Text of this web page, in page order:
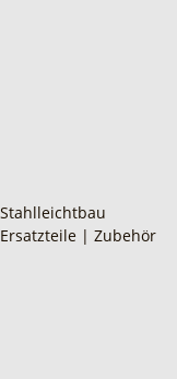
Stahlleichtbau
Ersatzteile | Zubehör